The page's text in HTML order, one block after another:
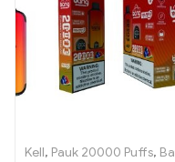
Kell, Pauk 20000 Puffs, Bang KING